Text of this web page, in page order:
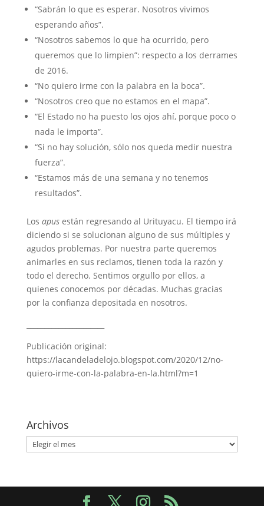
“Sabrán lo que es esperar. Nosotros vivimos
esperando años”.
“Nosotros sabemos lo que ha ocurrido, pero
queremos que lo limpien”: respecto a los derrames
de 2016.
“No quiero irme con la palabra en la boca”.
“Nosotros creo que no estamos en el mapa”.
“El Estado no ha puesto los ojos ahí, porque poco o
nada le importa”.
“Si no hay solución, sólo nos queda medir nuestra
fuerza”.
“Estamos más de una semana y no tenemos
resultados”.
Los apusestán regresando al Urituyacu. El tiempo irá
diciendo si se solucionan alguno de sus múltiples y
agudos problemas. Por nuestra parte queremos
animarles en sus reclamos, tienen toda la razón y
todo el derecho. Sentimos orgullo por ellos, a
quienes conocemos por décadas. Muchas gracias
por la confianza depositada en nosotros.
Publicación original:
https://lacandeladelojo.blogspot.com/2020/12/no-
quiero-irme-con-la-palabra-en-la.html?m=1
Archivos
Archivos